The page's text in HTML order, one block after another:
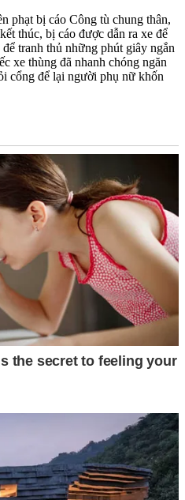
phạt bị cáo Công tù chung thân,
thúc, bị cáo được dẫn ra xe để
tranh thủ những phút giây ngắn
xe thùng đã nhanh chóng ngăn
cổng để lại người phụ nữ khốn